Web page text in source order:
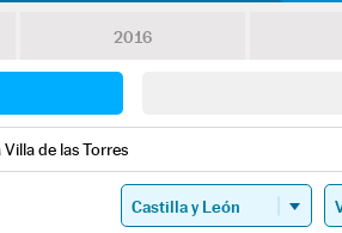
2016
Villa de las Torres